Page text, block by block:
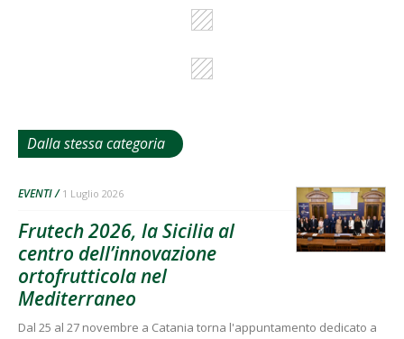
Dalla stessa categoria
EVENTI 1 Luglio 2026
Frutech 2026, la Sicilia al
centro dell’innovazione
ortofrutticola nel
Mediterraneo
Dal 25 al 27 novembre a Catania torna l'appuntamento dedicato a